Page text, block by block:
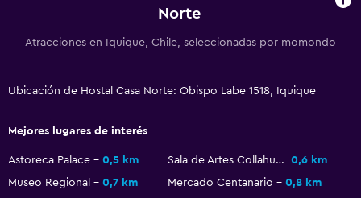
Norte
Atracciones en Iquique, Chile, seleccionadas por momondo
Ubicación de Hostal Casa Norte: Obispo Labe 1518, Iquique
Mejores lugares de interés
Astoreca Palace 0,5 km Sala de Artes Collahuasi
0,6 km
Museo Regional
0,7 km Mercado Centanario
0,8 km